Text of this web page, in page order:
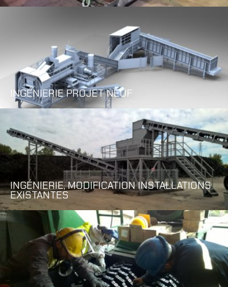
INGÉNIERIE PROJET NEUF
INGÉNIERIE, MODIFICATION INSTALLATIONS
EXISTANTES